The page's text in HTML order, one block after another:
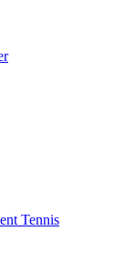
Tennis